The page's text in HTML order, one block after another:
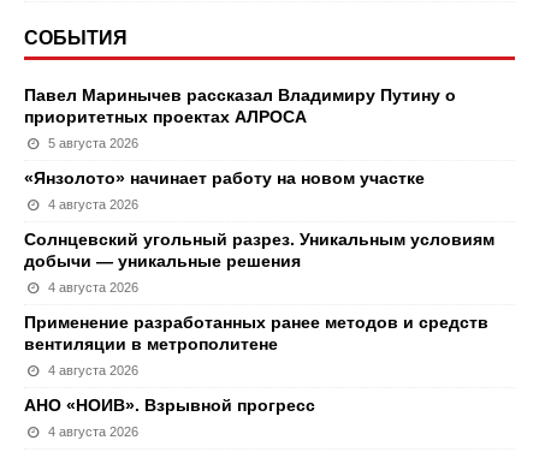
СОБЫТИЯ
Павел Маринычев рассказал Владимиру Путину о
приоритетных проектах АЛРОСА
5 августа 2026
«Янзолото» начинает работу на новом участке
4 августа 2026
Солнцевский угольный разрез. Уникальным условиям
добычи — уникальные решения
4 августа 2026
Применение разработанных ранее методов и средств
вентиляции в метрополитене
4 августа 2026
АНО «НОИВ». Взрывной прогресс
4 августа 2026